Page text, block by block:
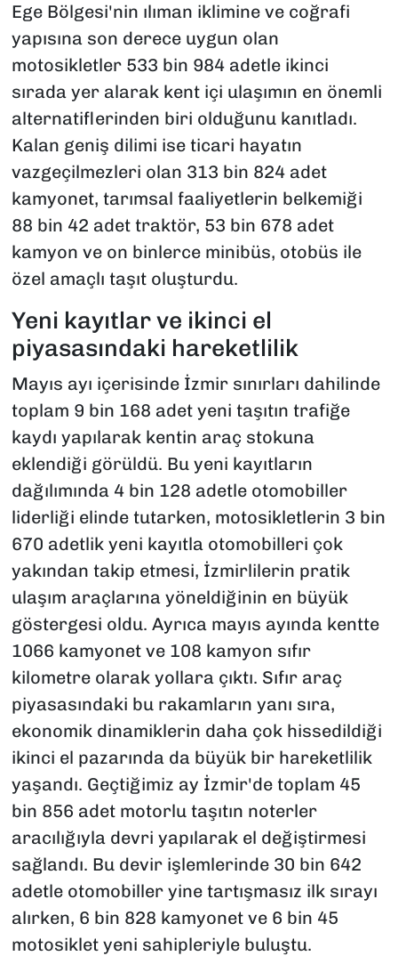
Ege Bölgesi'nin ılıman iklimine ve coğrafi
yapısına son derece uygun olan
motosikletler 533 bin 984 adetle ikinci
sırada yer alarak kent içi ulaşımın en önemli
alternatiflerinden biri olduğunu kanıtladı.
Kalan geniş dilimi ise ticari hayatın
vazgeçilmezleri olan 313 bin 824 adet
kamyonet, tarımsal faaliyetlerin belkemiği
88 bin 42 adet traktör, 53 bin 678 adet
kamyon ve on binlerce minibüs, otobüs ile
özel amaçlı taşıt oluşturdu.
Yeni kayıtlar ve ikinci el
piyasasındaki hareketlilik
Mayıs ayı içerisinde İzmir sınırları dahilinde
toplam 9 bin 168 adet yeni taşıtın trafiğe
kaydı yapılarak kentin araç stokuna
eklendiği görüldü. Bu yeni kayıtların
dağılımında 4 bin 128 adetle otomobiller
liderliği elinde tutarken, motosikletlerin 3 bin
670 adetlik yeni kayıtla otomobilleri çok
yakından takip etmesi, İzmirlilerin pratik
ulaşım araçlarına yöneldiğinin en büyük
göstergesi oldu. Ayrıca mayıs ayında kentte
1066 kamyonet ve 108 kamyon sıfır
kilometre olarak yollara çıktı. Sıfır araç
piyasasındaki bu rakamların yanı sıra,
ekonomik dinamiklerin daha çok hissedildiği
ikinci el pazarında da büyük bir hareketlilik
yaşandı. Geçtiğimiz ay İzmir'de toplam 45
bin 856 adet motorlu taşıtın noterler
aracılığıyla devri yapılarak el değiştirmesi
sağlandı. Bu devir işlemlerinde 30 bin 642
adetle otomobiller yine tartışmasız ilk sırayı
alırken, 6 bin 828 kamyonet ve 6 bin 45
motosiklet yeni sahipleriyle buluştu.